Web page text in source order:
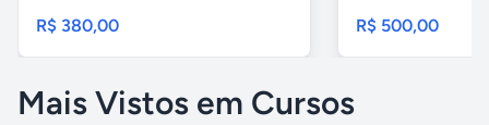
R$ 380,00 R$ 500,00
Mais Vistos em Cursos